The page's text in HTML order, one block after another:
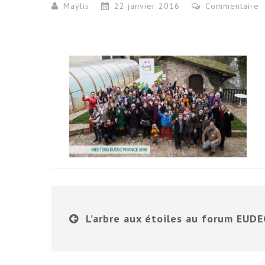
Maÿlis 22 janvier 2016 Commentaire
L’arbre aux étoiles au forum